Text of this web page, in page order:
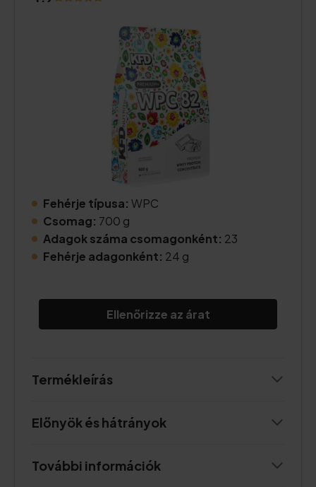
Fehérje típusa: WPC
Csomag: 700 g
Adagok száma csomagonként: 23
Fehérje adagonként: 24 g
Ellenőrizze az árat
Termékleírás
Előnyök és hátrányok
További információk